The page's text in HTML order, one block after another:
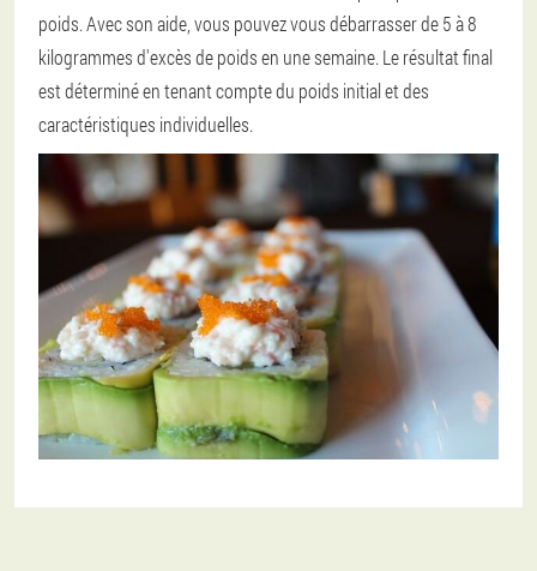
poids. Avec son aide, vous pouvez vous débarrasser de 5 à 8
kilogrammes d'excès de poids en une semaine. Le résultat final
est déterminé en tenant compte du poids initial et des
caractéristiques individuelles.